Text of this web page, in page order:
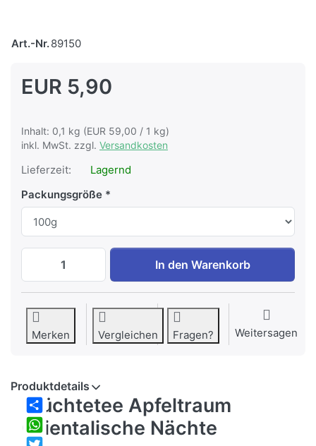
Art.-Nr.89150
EUR 5,90
Inhalt: 0,1 kg (EUR 59,00 / 1 kg)
inkl. MwSt. zzgl. Versandkosten
Lieferzeit:
Lagernd
Packungsgröße
Früchtetee Apfeltraum Orientalische
In den Warenkorb
Merken Vergleichen Fragen? Weitersagen
Share
WhatsApp
Produktdetails
Früchtetee Apfeltraum
Orientalische Nächte